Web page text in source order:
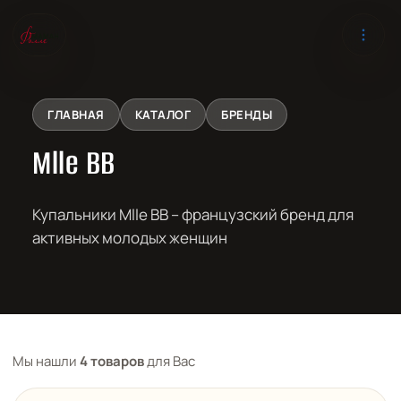
ГЛАВНАЯ КАТАЛОГ БРЕНДЫ
Mlle BB
Купальники Mlle BB – французский бренд для
активных молодых женщин
Мы нашли4 товаровдля Вас